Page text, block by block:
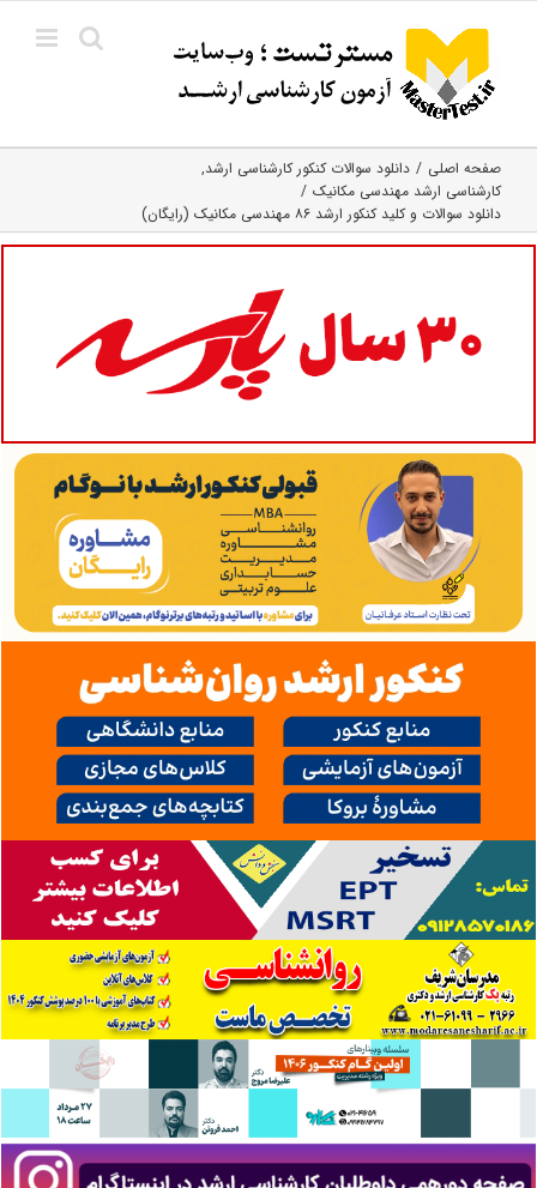
content
صفحه اصلی
دانلود سوالات کنکور کارشناسی ارشد
کارشناسی ارشد مهندسی مکانیک
دانلود سوالات و کلید کنکور ارشد ۸۶ مهندسی‌ مکانیک‌ (رایگان)